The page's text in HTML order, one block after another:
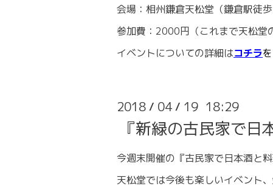
会場：相州鎌倉天松堂（鎌倉駅徒歩
参加費：2000円（これまで天松堂
イベントについての詳細はコチラ
2018 / 04 / 19 18:29
『新緑の古民家で
今週末開催の『古民家で日本酒と
天松堂では今後も楽しいイベント